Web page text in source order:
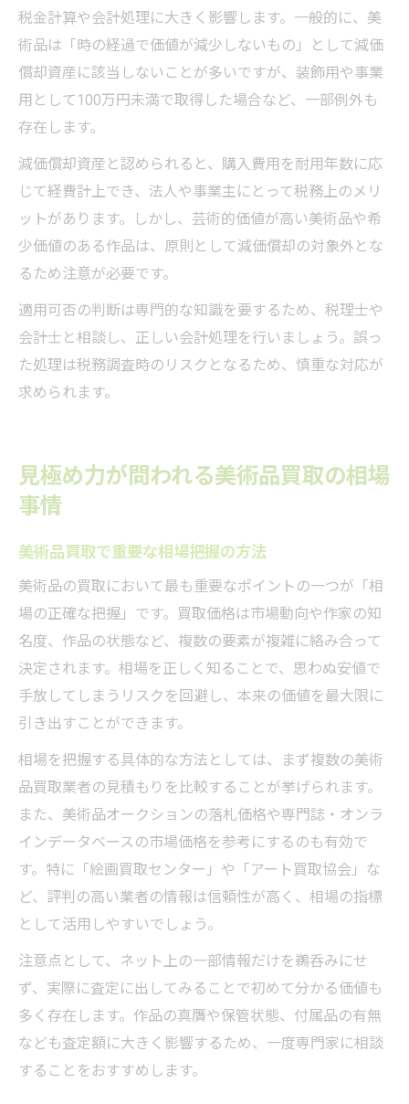
税金計算や会計処理に大きく影響します。一般的に、美
術品は「時の経過で価値が減少しないもの」として減価
償却資産に該当しないことが多いですが、装飾用や事業
用として100万円未満で取得した場合など、一部例外も
存在します。
減価償却資産と認められると、購入費用を耐用年数に応
じて経費計上でき、法人や事業主にとって税務上のメリ
ットがあります。しかし、芸術的価値が高い美術品や希
少価値のある作品は、原則として減価償却の対象外とな
るため注意が必要です。
適用可否の判断は専門的な知識を要するため、税理士や
会計士と相談し、正しい会計処理を行いましょう。誤っ
た処理は税務調査時のリスクとなるため、慎重な対応が
求められます。
見極め力が問われる美術品買取の相場
事情
美術品買取で重要な相場把握の方法
美術品の買取において最も重要なポイントの一つが「相
場の正確な把握」です。買取価格は市場動向や作家の知
名度、作品の状態など、複数の要素が複雑に絡み合って
決定されます。相場を正しく知ることで、思わぬ安値で
手放してしまうリスクを回避し、本来の価値を最大限に
引き出すことができます。
相場を把握する具体的な方法としては、まず複数の美術
品買取業者の見積もりを比較することが挙げられます。
また、美術品オークションの落札価格や専門誌・オンラ
インデータベースの市場価格を参考にするのも有効で
す。特に「絵画買取センター」や「アート買取協会」な
ど、評判の高い業者の情報は信頼性が高く、相場の指標
として活用しやすいでしょう。
注意点として、ネット上の一部情報だけを鵜呑みにせ
ず、実際に査定に出してみることで初めて分かる価値も
多く存在します。作品の真贋や保管状態、付属品の有無
なども査定額に大きく影響するため、一度専門家に相談
することをおすすめします。